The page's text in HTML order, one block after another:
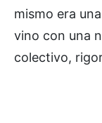
mismo era
vino con una
colectivo,